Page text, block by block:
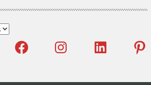
Facebook Instagram LinkedIn